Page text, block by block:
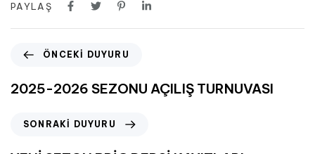
PAYLAŞ
ÖNCEKI DUYURU
2025-2026 SEZONU AÇILIŞ TURNUVASI
SONRAKI DUYURU